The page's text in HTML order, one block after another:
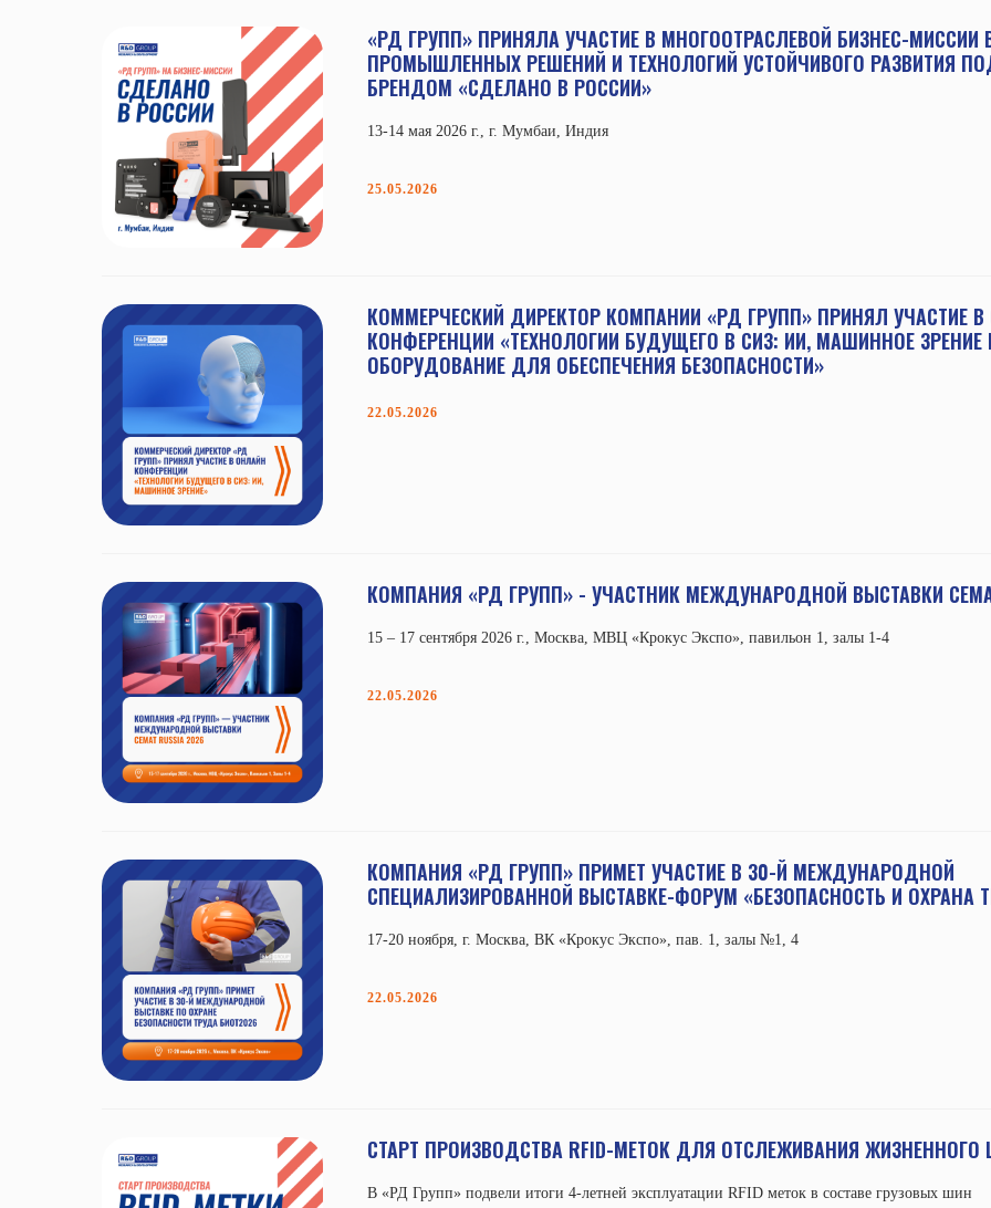
«РД ГРУПП» ПРИНЯЛА УЧАСТИЕ В МНОГООТРАСЛЕВОЙ БИЗНЕС-МИССИИ
ПРОМЫШЛЕННЫХ РЕШЕНИЙ И ТЕХНОЛОГИЙ УСТОЙЧИВОГО РАЗВИТИЯ
БРЕНДОМ «СДЕЛАНО В РОССИИ»
13-14 мая 2026 г., г. Мумбаи, Индия
25.05.2026
КОММЕРЧЕСКИЙ ДИРЕКТОР КОМПАНИИ «РД ГРУПП» ПРИНЯЛ УЧАСТИЕ
КОНФЕРЕНЦИИ «ТЕХНОЛОГИИ БУДУЩЕГО В СИЗ: ИИ, МАШИННОЕ
ОБОРУДОВАНИЕ ДЛЯ ОБЕСПЕЧЕНИЯ БЕЗОПАСНОСТИ»
22.05.2026
КОМПАНИЯ «РД ГРУПП» - УЧАСТНИК МЕЖДУНАРОДНОЙ ВЫСТАВКИ
15 – 17 сентября 2026 г., Москва, МВЦ «Крокус Экспо», павильон 1, залы 1-4
22.05.2026
КОМПАНИЯ «РД ГРУПП» ПРИМЕТ УЧАСТИЕ В 30-Й МЕЖДУНАРОДНОЙ
СПЕЦИАЛИЗИРОВАННОЙ ВЫСТАВКЕ-ФОРУМ «БЕЗОПАСНОСТЬ И ОХРАНА
17-20 ноября, г. Москва, ВК «Крокус Экспо», пав. 1, залы №1, 4
22.05.2026
СТАРТ ПРОИЗВОДСТВА RFID-МЕТОК ДЛЯ ОТСЛЕЖИВАНИЯ
В «РД Групп» подвели итоги 4-летней эксплуатации RFID меток в составе грузовых шин